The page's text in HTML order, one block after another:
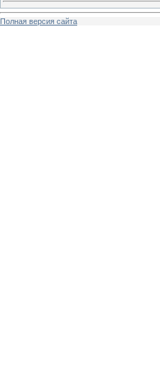
Полная версия сайта